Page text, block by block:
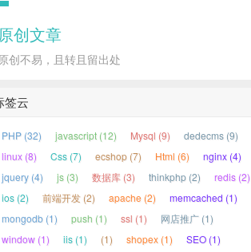
:5px ;margin-top :6px; padding-left: 10px
) no-repeat bottom right ;}
创文章
创不易，且转且留出处
签云
PHP (32) javascript (12) Mysql (9)
dedecms (9)
linux (8)
Css (7) ecshop (7) Html (6)
nginx (4)
jquery (4)
js (3) 数据库 (3) thinkphp (2)
redis (2)
ios (2)
前端开发 (2) apache (2)
memcached (1)
mongodb (1)
push (1) ssl (1)
网店推广 (1)
window (1)
iis (1) (1) shopex (1)
SEO (1)